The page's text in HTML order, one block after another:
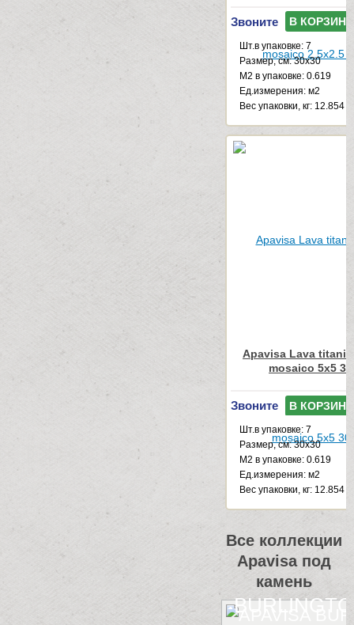
Звоните В КОРЗИНУ
Шт.в упаковке: 7
Размер, см: 30x30
М2 в упаковке: 0.619
Ед.измерения: м2
Веc упаковки, кг: 12.854
Apavisa Lava
mosaico 5x5
Звоните В КОРЗИНУ
Шт.в упаковке: 7
Размер, см: 30x30
М2 в упаковке: 0.619
Ед.измерения: м2
Веc упаковки, кг: 12.854
Все коллекции
Apavisa под
камень